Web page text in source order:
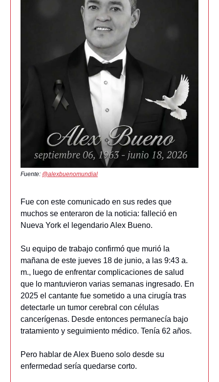
Fuente: @alexbuenomundial
Fue con este comunicado en sus redes que
muchos se enteraron de la noticia: falleció en
Nueva York el legendario Alex Bueno.
Su equipo de trabajo confirmó que murió la
mañana de este jueves 18 de junio, a las 9:43 a.
m., luego de enfrentar complicaciones de salud
que lo mantuvieron varias semanas ingresado. En
2025 el cantante fue sometido a una cirugía tras
detectarle un tumor cerebral con células
cancerígenas. Desde entonces permanecía bajo
tratamiento y seguimiento médico. Tenía 62 años.
Pero hablar de Alex Bueno solo desde su
enfermedad sería quedarse corto.